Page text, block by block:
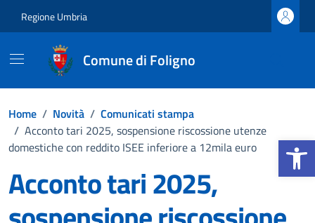
Apri la
Regione Umbria
Comune di Foligno
Home / Novità / Comunicati stampa
/ Acconto tari 2025, sospensione riscossione utenze
domestiche con reddito ISEE inferiore a 12mila euro
Acconto tari 2025,